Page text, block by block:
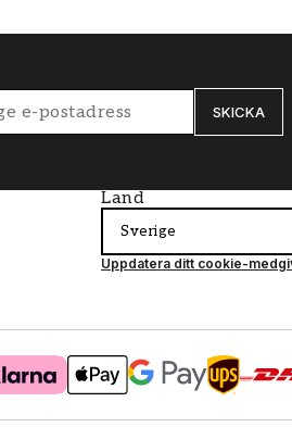
SKICKA
Land
Sverige
Uppdatera ditt cookie-